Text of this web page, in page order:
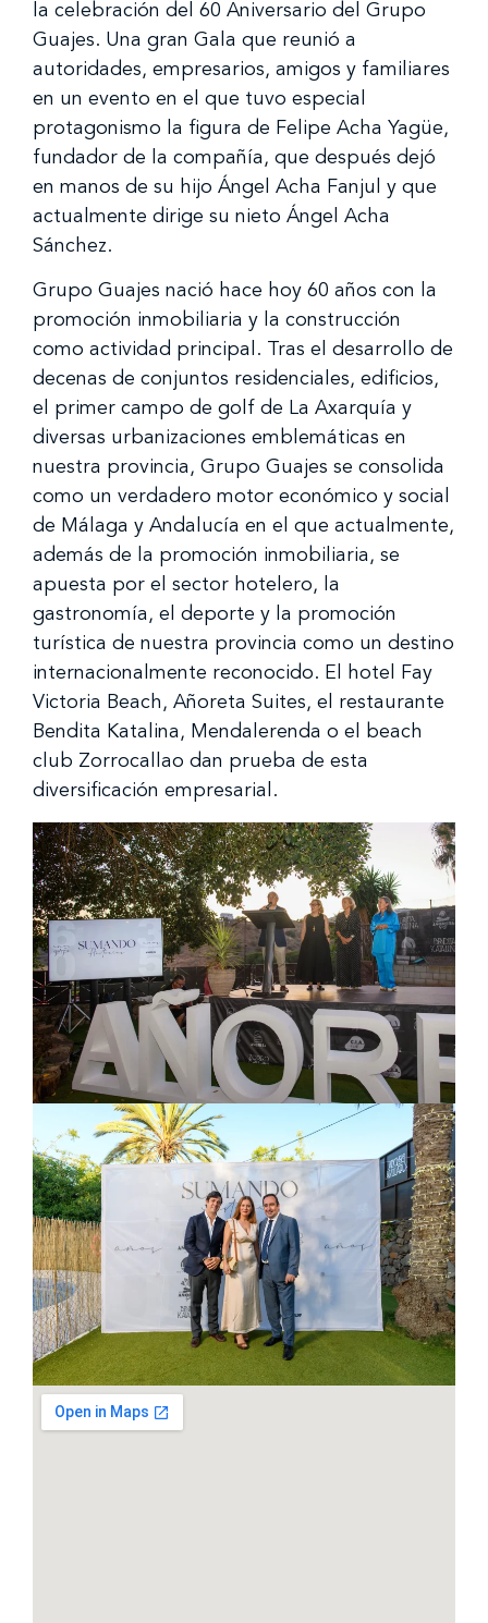
la celebración del 60 Aniversario del Grupo
Guajes. Una gran Gala que reunió a
autoridades, empresarios, amigos y familiares
en un evento en el que tuvo especial
protagonismo la figura de Felipe Acha Yagüe,
fundador de la compañía, que después dejó
en manos de su hijo Ángel Acha Fanjul y que
actualmente dirige su nieto Ángel Acha
Sánchez.
Grupo Guajes nació hace hoy 60 años con la
promoción inmobiliaria y la construcción
como actividad principal. Tras el desarrollo de
decenas de conjuntos residenciales, edificios,
el primer campo de golf de La Axarquía y
diversas urbanizaciones emblemáticas en
nuestra provincia, Grupo Guajes se consolida
como un verdadero motor económico y social
de Málaga y Andalucía en el que actualmente,
además de la promoción inmobiliaria, se
apuesta por el sector hotelero, la
gastronomía, el deporte y la promoción
turística de nuestra provincia como un destino
internacionalmente reconocido. El hotel Fay
Victoria Beach, Añoreta Suites, el restaurante
Bendita Katalina, Mendalerenda o el beach
club Zorrocallao dan prueba de esta
diversificación empresarial.